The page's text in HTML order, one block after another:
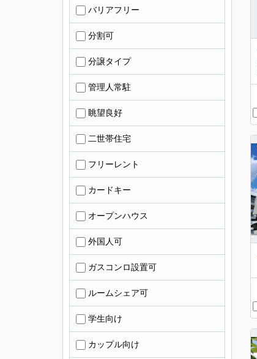
バリアフリー
分割可
分譲タイプ
管理人常駐
眺望良好
二世帯住宅
フリーレント
カードキー
オープンハウス
外国人可
ガスコンロ設置可
ルームシェア可
学生向け
カップル向け